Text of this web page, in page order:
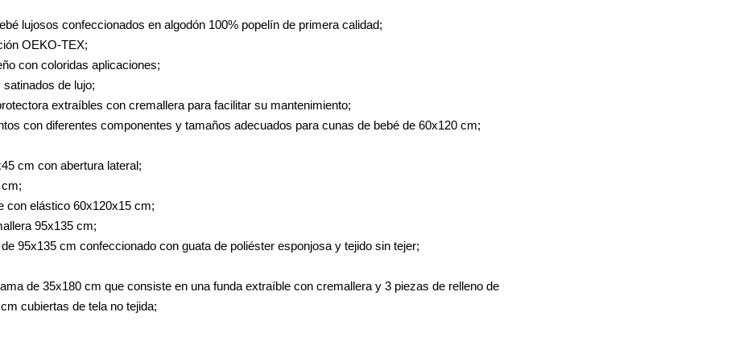
lujosos confeccionados en algodón 100% popelín de primera calidad;
OEKO-TEX;
con coloridas aplicaciones;
satinados de lujo;
extraíbles con cremallera para facilitar su mantenimiento;
con diferentes componentes y tamaños adecuados para cunas de bebé de 60x120 cm;
35x45 cm con abertura lateral;
suave 35x45 cm;
ajustable con elástico 60x120x15 cm;
con cremallera 95x135 cm;
95x135 cm confeccionado con guata de poliéster esponjosa y tejido sin tejer;
de 35x180 cm que consiste en una funda extraíble con cremallera y 3 piezas de relleno de
cm cubiertas de tela no tejida;